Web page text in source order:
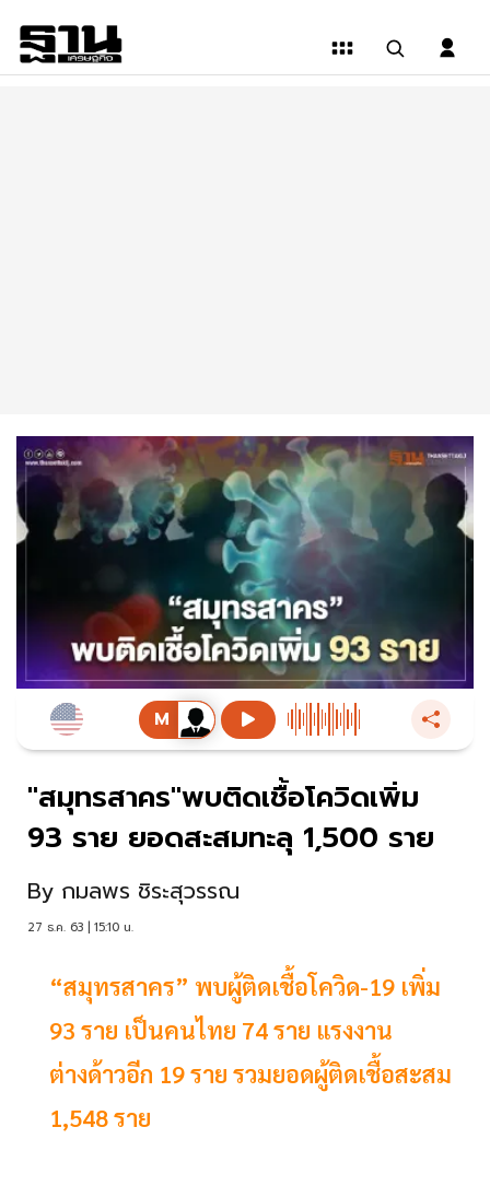
"สมุทรสาคร"พบติดเชื้อโควิดเพิ่ม
93 ราย ยอดสะสมทะลุ 1,500 ราย
By กมลพร ชิระสุวรรณ
27 ธ.ค. 63 | 15:10 น.
“สมุทรสาคร” พบผู้ติดเชื้อโควิด-19 เพิ่ม
93 ราย เป็นคนไทย 74 ราย แรงงาน
ต่างด้าวอีก 19 ราย รวมยอดผู้ติดเชื้อสะสม
1,548 ราย